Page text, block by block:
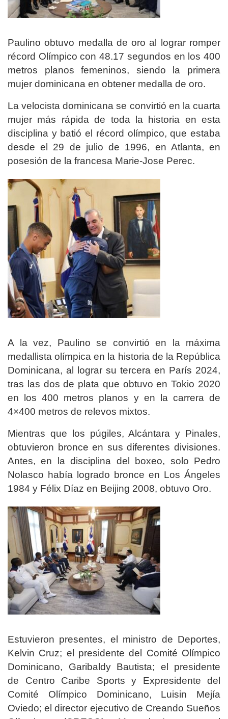
Paulino obtuvo medalla de oro al lograr romper
récord Olímpico con 48.17 segundos en los 400
metros planos femeninos, siendo la primera
mujer dominicana en obtener medalla de oro.
La velocista dominicana se convirtió en la cuarta
mujer más rápida de toda la historia en esta
disciplina y batió el récord olímpico, que estaba
desde el 29 de julio de 1996, en Atlanta, en
posesión de la francesa Marie-Jose Perec.
A la vez, Paulino se convirtió en la máxima
medallista olímpica en la historia de la República
Dominicana, al lograr su tercera en París 2024,
tras las dos de plata que obtuvo en Tokio 2020
en los 400 metros planos y en la carrera de
4×400 metros de relevos mixtos.
Mientras que los púgiles, Alcántara y Pinales,
obtuvieron bronce en sus diferentes divisiones.
Antes, en la disciplina del boxeo, solo Pedro
Nolasco había logrado bronce en Los Ángeles
1984 y Félix Díaz en Beijing 2008, obtuvo Oro.
Estuvieron presentes, el ministro de Deportes,
Kelvin Cruz; el presidente del Comité Olímpico
Dominicano, Garibaldy Bautista; el presidente
de Centro Caribe Sports y Expresidente del
Comité Olímpico Dominicano, Luisin Mejía
Oviedo; el director ejecutivo de Creando Sueños